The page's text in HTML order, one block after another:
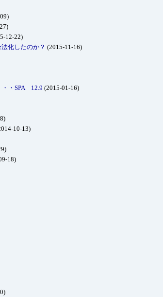
12-22)
化したのか？ (2015-11-16)
・・SPA 12.9 (2015-01-16)
10-13)
18)